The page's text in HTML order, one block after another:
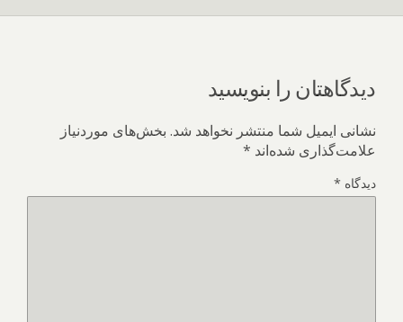
دیدگاهتان را بنویسید
نشانی ایمیل شما منتشر نخواهد شد. بخش‌های موردنیاز
علامت‌گذاری شده‌اند *
دیدگاه *